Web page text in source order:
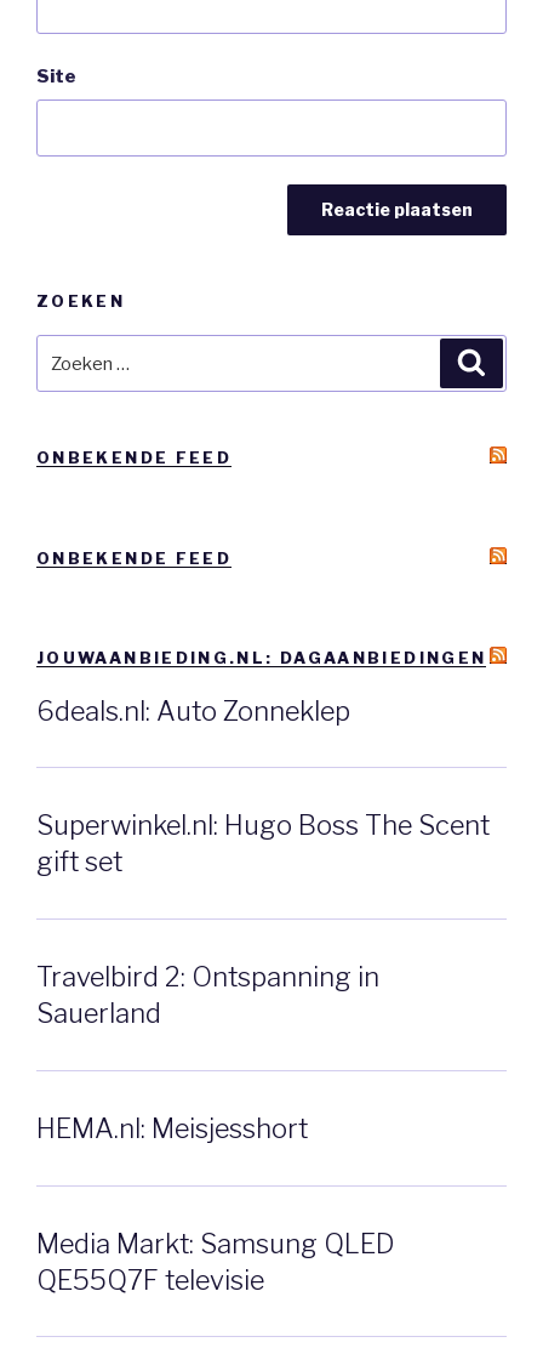
Site
ZOEKEN
naar:
ONBEKENDE FEED
ONBEKENDE FEED
JOUWAANBIEDING.NL: DAGAANBIEDINGEN
6deals.nl: Auto Zonneklep
Superwinkel.nl: Hugo Boss The Scent
gift set
Travelbird 2: Ontspanning in
Sauerland
HEMA.nl: Meisjesshort
Media Markt: Samsung QLED
QE55Q7F televisie